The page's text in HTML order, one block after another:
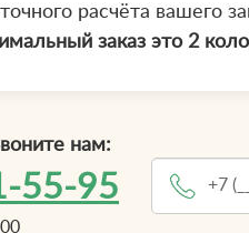
расчёта вашего
заказ это 2
нам:
55-95